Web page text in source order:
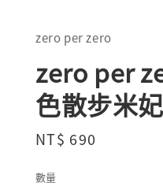
zero per zero
zero per
色散步米
Regular
NT$ 690
數量